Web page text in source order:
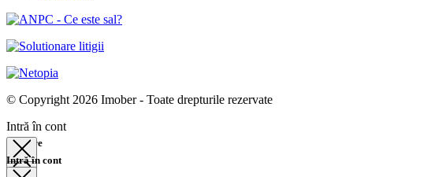
© Copyright 2026 Imober - Toate drepturile rezervate
Intră în cont
Căutare
Intră în cont